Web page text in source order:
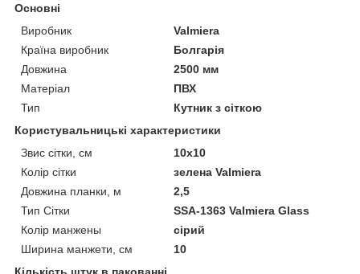
Основні
Виробник
Valmiera
Країна виробник
Болгарія
Довжина
2500 мм
Матеріал
ПВХ
Тип
Кутник з сіткою
Користувальницькі характеристики
Звис сітки, см
10х10
Колір сітки
зелена Valmiera
Довжина планки, м
2,5
Тип Сітки
SSA-1363 Valmiera Glass
Колір манжены
сірий
Ширина манжети, см
10
Кількість штук в пакованні